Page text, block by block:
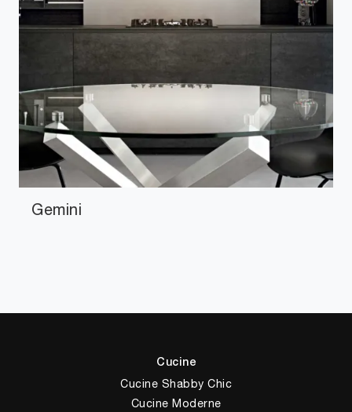
Gemini
Cucine
Cucine Shabby Chic
Cucine Moderne